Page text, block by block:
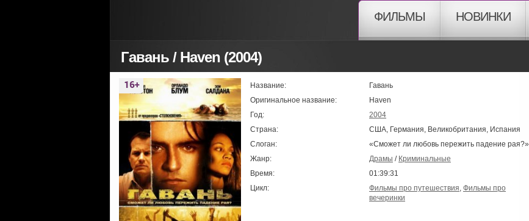
ФИЛЬМЫ НОВИНКИ
Гавань / Haven (2004)
Название:
Гавань
Оригинальное название:
Haven
Год:
2004
Страна:
США, Германия, Великобритания, Испания
Слоган:
«Сможет ли любовь пережить падение рая?»
Жанр:
Драмы / Криминальные
Время:
01:39:31
Цикл:
Фильмы про путешествия, Фильмы про
вечеринки